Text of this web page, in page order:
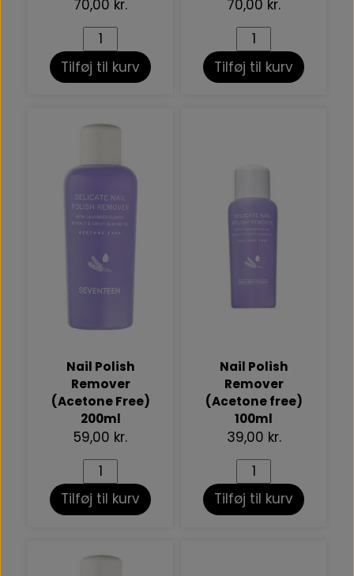
70,00 kr.
Tilføj til kurv
70,00 kr.
Tilføj til kurv
Nail Polish
Remover
(Acetone Free)
200ml
59,00 kr.
Tilføj til kurv
Nail Polish
Remover
(Acetone free)
100ml
39,00 kr.
Tilføj til kurv